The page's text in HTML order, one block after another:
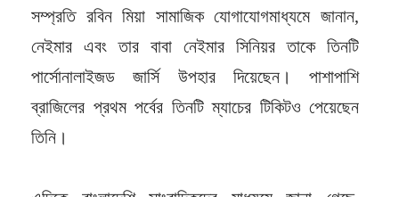
সম্প্রতি রবিন মিয়া সামাজিক যোগাযোগমাধ্যমে জানান,
নেইমার এবং তার বাবা নেইমার সিনিয়র তাকে তিনটি
পার্সোনালাইজড জার্সি উপহার দিয়েছেন। পাশাপাশি
ব্রাজিলের প্রথম পর্বের তিনটি ম্যাচের টিকিটও পেয়েছেন
তিনি।